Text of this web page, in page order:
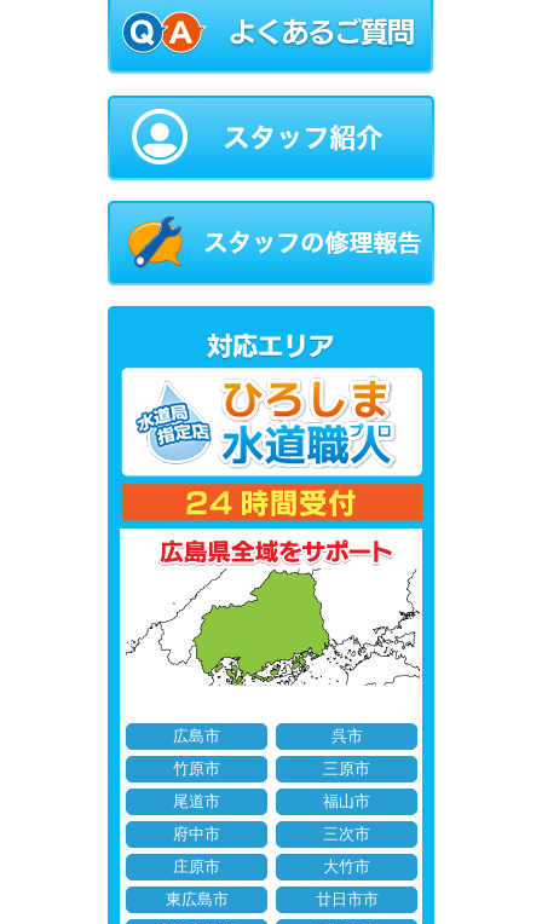
広島市
呉市
竹原市
三原市
尾道市
福山市
府中市
三次市
庄原市
大竹市
東広島市
廿日市市